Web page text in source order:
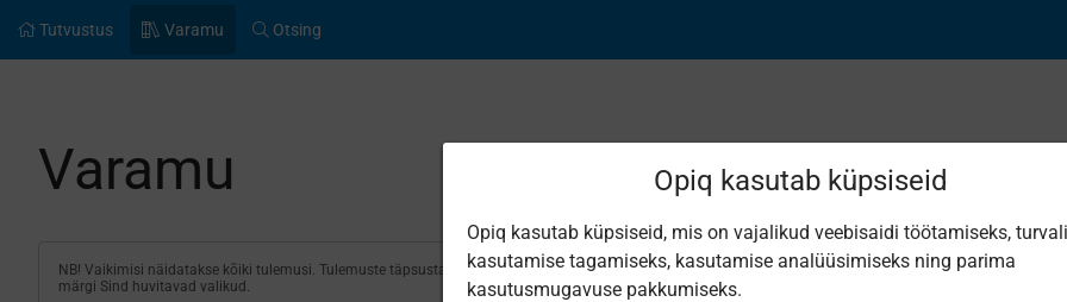
Tutvustus Varamu Otsing
Varamu
NB! Vaikimisi näidatakse kõiki tulemusi. Tulemuste täpsustamiseks
märgi Sind huvitavad valikud.
Leiti 1 vaste
Opiq kasutab küpsiseid
Opiq kasutab küpsiseid, mis on vajalikud veebisaidi töötamiseks,
kasutamise tagamiseks, kasutamise analüüsimiseks ning parima
kasutusmugavuse pakkumiseks.